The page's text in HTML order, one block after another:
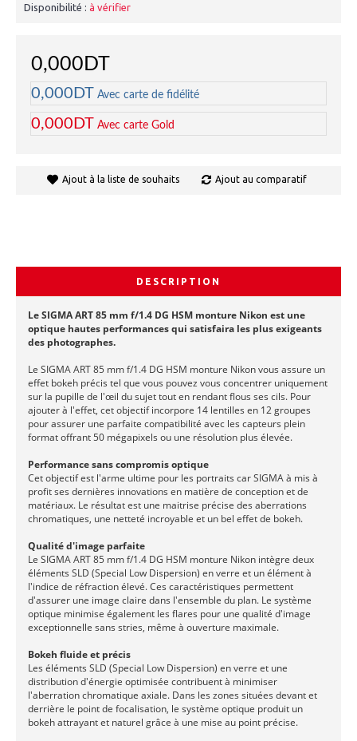
Disponibilité : à vérifier
0,000DT
0,000DT Avec carte de fidélité
0,000DT Avec carte Gold
Ajout à la liste de souhaits Ajout au comparatif
DESCRIPTION
Le SIGMA ART 85 mm f/1.4 DG HSM monture Nikon est une
optique hautes performances qui satisfaira les plus exigeants
des photographes.
Le SIGMA ART 85 mm f/1.4 DG HSM monture Nikon vous assure un
effet bokeh précis tel que vous pouvez vous concentrer uniquement
sur la pupille de l'œil du sujet tout en rendant flous ses cils. Pour
ajouter à l'effet, cet objectif incorpore 14 lentilles en 12 groupes
pour assurer une parfaite compatibilité avec les capteurs plein
format offrant 50 mégapixels ou une résolution plus élevée.
Performance sans compromis optique
Cet objectif est l'arme ultime pour les portraits car SIGMA à mis à
profit ses dernières innovations en matière de conception et de
matériaux. Le résultat est une maitrise précise des aberrations
chromatiques, une netteté incroyable et un bel effet de bokeh.
Qualité d'image parfaite
Le SIGMA ART 85 mm f/1.4 DG HSM monture Nikon intègre deux
éléments SLD (Special Low Dispersion) en verre et un élément à
l'indice de réfraction élevé. Ces caractéristiques permettent
d'assurer une image claire dans l'ensemble du plan. Le système
optique minimise également les flares pour une qualité d'image
exceptionnelle sans stries, même à ouverture maximale.
Bokeh fluide et précis
Les éléments SLD (Special Low Dispersion) en verre et une
distribution d'énergie optimisée contribuent à minimiser
l'aberration chromatique axiale. Dans les zones situées devant et
derrière le point de focalisation, le système optique produit un
bokeh attrayant et naturel grâce à une mise au point précise.